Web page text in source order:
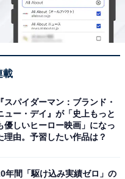
載
『スパイダーマン：ブランド・
ュー・デイ』が「史上もっと
優しいヒーロー映画」になっ
理由。予習したい作品は？
年間「駆け込み実績ゼロ」の